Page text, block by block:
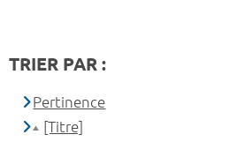
TRIER PAR :
Pertinence
[Titre]